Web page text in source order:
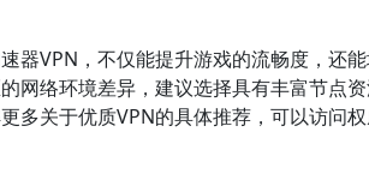
器VPN，不仅能提升游戏的流畅度，还
网络环境差异，建议选择具有丰富节点
多关于优质VPN的具体推荐，可以访问